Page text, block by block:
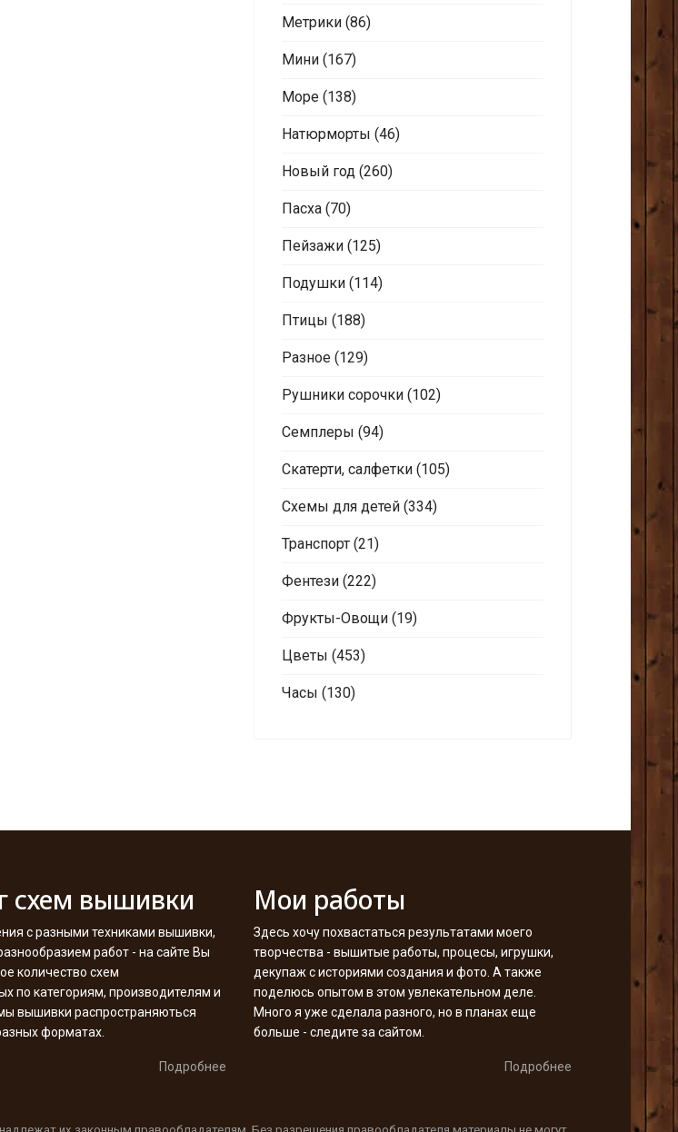
Метрики (86)
Мини (167)
Море (138)
Натюрморты (46)
Новый год (260)
Пасха (70)
Пейзажи (125)
Подушки (114)
Птицы (188)
Разное (129)
Рушники сорочки (102)
Семплеры (94)
Скатерти, салфетки (105)
Схемы для детей (334)
Транспорт (21)
Фентези (222)
Фрукты-Овощи (19)
Цветы (453)
Часы (130)
схем вышивки
с разными техниками вышивки,
работ - на сайте Вы
количество схем
по категориям, производителям и
вышивки распространяються
форматах.
Подробнее
Мои работы
Здесь хочу похвастаться результатами моего
творчества - вышитые работы, процесы, игрушки,
декупаж с историями создания и фото. А также
поделюсь опытом в этом увлекательном деле.
Много я уже сделала разного, но в планах еще
больше - следите за сайтом.
Подробнее